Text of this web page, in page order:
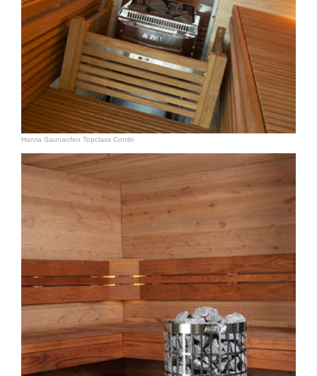
Harvia Saunaofen Topclass Combi